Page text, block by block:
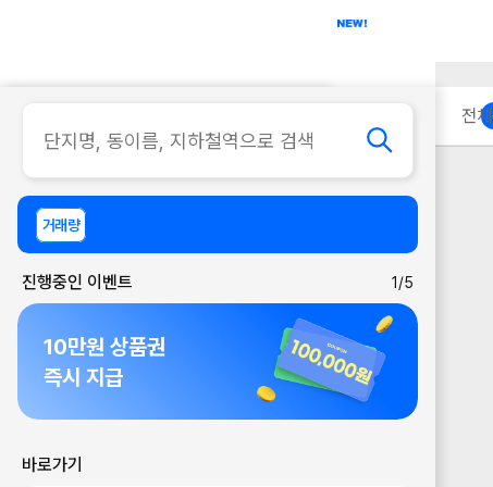
사무실
거래량
진행중인 이벤트 1/5
10만원 상품권
즉시 지급
바로가기
전체